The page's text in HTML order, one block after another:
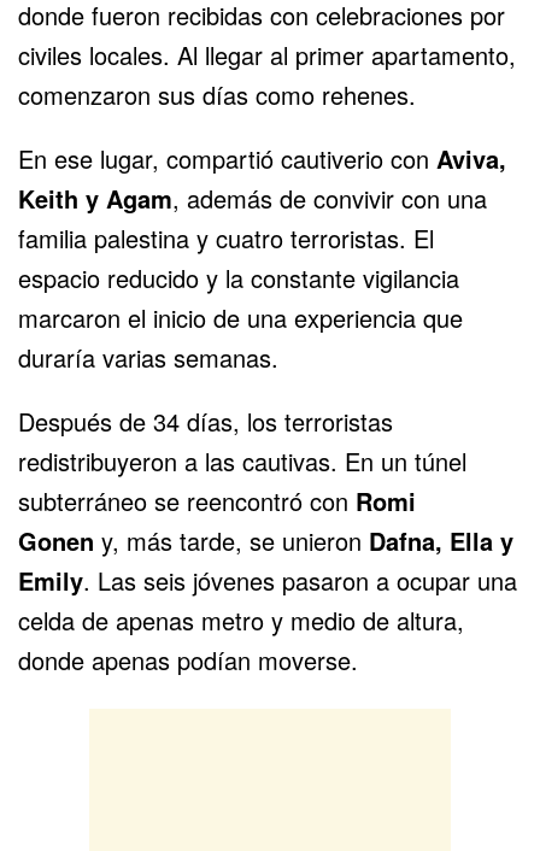
donde fueron recibidas con celebraciones por
civiles locales. Al llegar al primer apartamento,
comenzaron sus días como rehenes.
En ese lugar, compartió cautiverio con Aviva,
Keith y Agam, además de convivir con una
familia palestina y cuatro terroristas. El
espacio reducido y la constante vigilancia
marcaron el inicio de una experiencia que
duraría varias semanas.
Después de 34 días, los terroristas
redistribuyeron a las cautivas. En un túnel
subterráneo se reencontró con Romi
Gonen y, más tarde, se unieron Dafna, Ella y
Emily. Las seis jóvenes pasaron a ocupar una
celda de apenas metro y medio de altura,
donde apenas podían moverse.